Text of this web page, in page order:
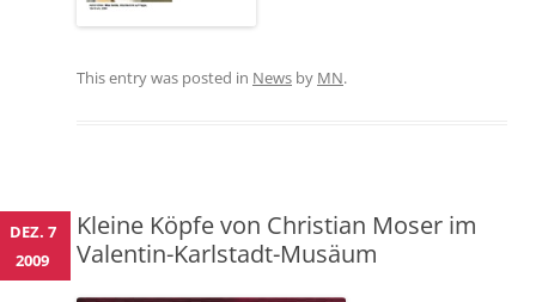
This entry was posted in News by MN.
Kleine Köpfe von Christian Moser im
Valentin-Karlstadt-Musäum
DEZ. 7
2009